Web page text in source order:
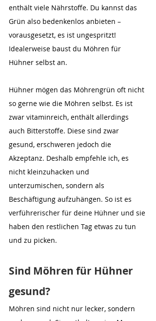
enthält viele Nährstoffe. Du kannst das
Grün also bedenkenlos anbieten –
vorausgesetzt, es ist ungespritzt!
Idealerweise baust du Möhren für
Hühner selbst an.
Hühner mögen das Möhrengrün oft nicht
so gerne wie die Möhren selbst. Es ist
zwar vitaminreich, enthält allerdings
auch Bitterstoffe. Diese sind zwar
gesund, erschweren jedoch die
Akzeptanz. Deshalb empfehle ich, es
nicht kleinzuhacken und
unterzumischen, sondern als
Beschäftigung aufzuhängen. So ist es
verführerischer für deine Hühner und sie
haben den restlichen Tag etwas zu tun
und zu picken.
Sind Möhren für Hühner
gesund?
Möhren sind nicht nur lecker, sondern